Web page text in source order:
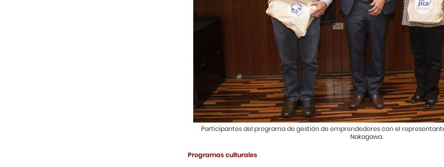
Participantes del programa de gestión de emprendedores con el
Nakagawa.
Programas culturales